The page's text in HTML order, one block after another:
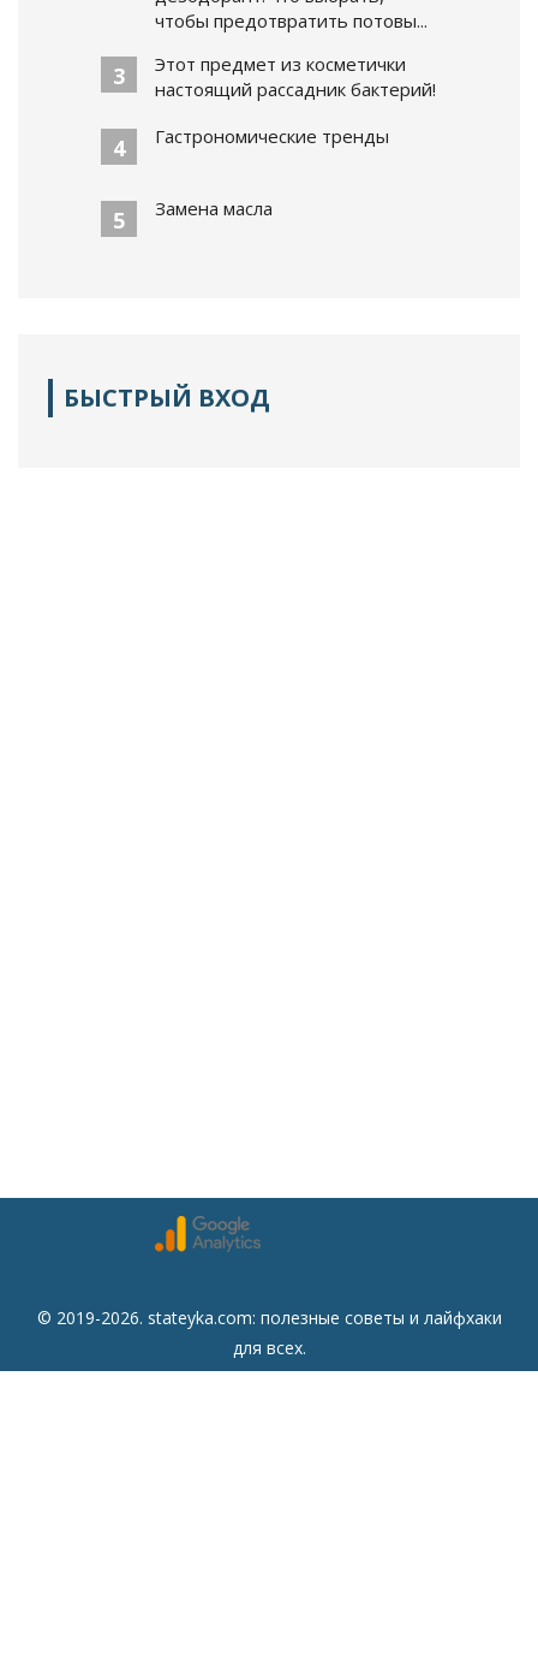
чтобы предотвратить потовы...
3
Этот предмет из косметички
настоящий рассадник бактерий!
4 Гастрономические тренды
5 Замена масла
БЫСТРЫЙ ВХОД
© 2019-2026. stateyka.com: полезные советы и лайфхаки
для всех.